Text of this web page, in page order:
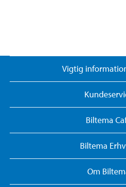
Vigtig
Biltema
Biltema
Om